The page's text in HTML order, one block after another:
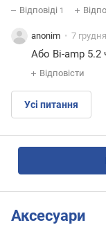
Відповіді 1
anonim 7
Або Bi-amp 5.2
Відповісти
Усі питання
Аксесуари